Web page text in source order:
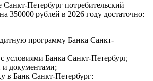
Санкт-Петербург потребительский
350000 рублей в 2026 году достаточно:
программу Банка Санкт-
условиями Банка Санкт-Петербург,
и документами;
в Банк Санкт-Петербург: